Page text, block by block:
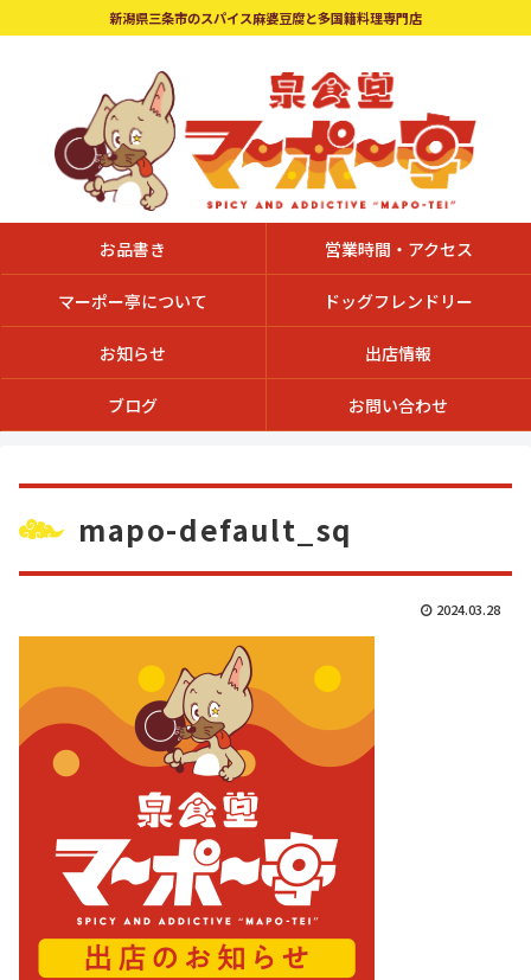
新潟県三条市のスパイス麻婆豆腐と多国籍料理専門店
お品書き 営業時間・アクセス
マーポー亭について ドッグフレンドリー
お知らせ 出店情報
ブログ お問い合わせ
mapo-default_sq
2024.03.28